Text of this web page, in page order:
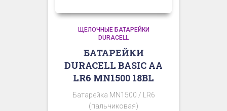
ЩЕЛОЧНЫЕ БАТАРЕЙКИ
DURACELL
БАТАРЕЙКИ
DURACELL BASIC АА
LR6 MN1500 18BL
Батарейка MN1500 / LR6
(пальчиковая)